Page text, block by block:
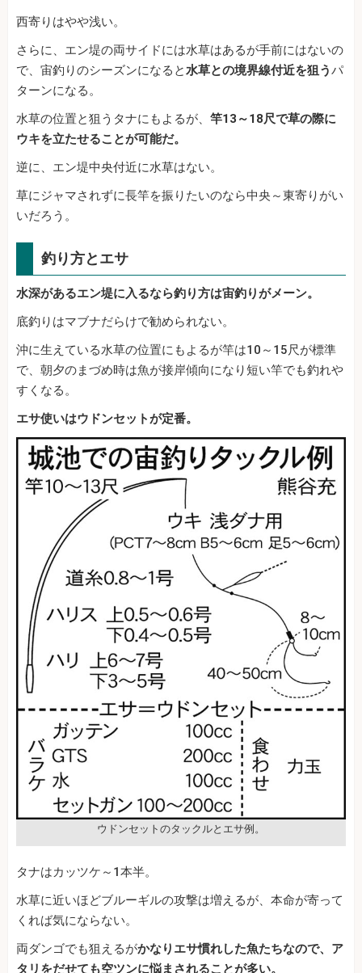
西寄りはやや浅い。
さらに、エン堤の両サイドには水草はあるが手前にはないの
で、宙釣りのシーズンになると水草との境界線付近を狙うパ
ターンになる。
水草の位置と狙うタナにもよるが、 竿13～18尺で草の際に
ウキを立たせることが可能だ。
逆に、エン堤中央付近に水草はない。
草にジャマされずに長竿を振りたいのなら中央～東寄りがい
いだろう。
釣り方とエサ
水深があるエン堤に入るなら釣り方は宙釣りがメーン。
底釣りはマブナだらけで勧められない。
沖に生えている水草の位置にもよるが竿は10～15尺が標準
で、朝夕のまづめ時は魚が接岸傾向になり短い竿でも釣れや
すくなる。
エサ使いはウドンセットが定番。
ウドンセットのタックルとエサ例。
タナはカッツケ～1本半。
水草に近いほどブルーギルの攻撃は増えるが、本命が寄って
くれば気にならない。
両ダンゴでも狙えるがかなりエサ慣れした魚たちなので、ア
タリをだせても空ツンに悩まされることが多い。